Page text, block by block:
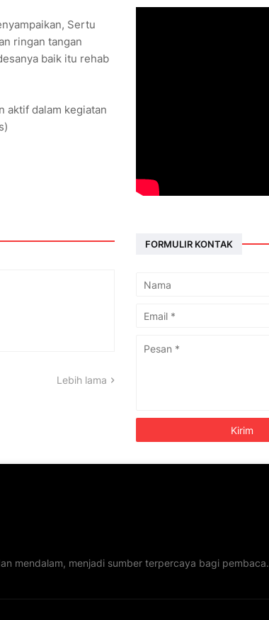
Sertu
ringan tangan
baik itu rehab
aktif dalam kegiatan
Lebih lama
FORMULIR KONTAK
mendalam, menjadi sumber terpercaya bagi pembaca.